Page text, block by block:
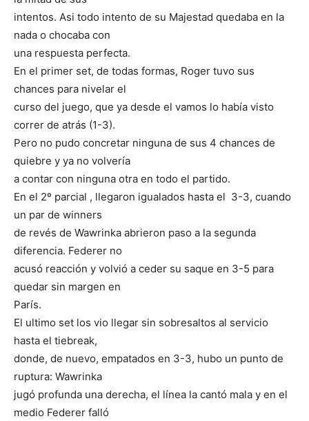
intentos. Asi todo intento de su Majestad quedaba en la
nada o chocaba con
una respuesta perfecta.
En el primer set, de todas formas, Roger tuvo sus
chances para nivelar el
curso del juego, que ya desde el vamos lo había visto
correr de atrás (1-3).
Pero no pudo concretar ninguna de sus 4 chances de
quiebre y ya no volvería
a contar con ninguna otra en todo el partido.
En el 2º parcial , llegaron igualados hasta el 3-3, cuando
un par de winners
de revés de Wawrinka abrieron paso a la segunda
diferencia. Federer no
acusó reacción y volvió a ceder su saque en 3-5 para
quedar sin margen en
París.
El ultimo set los vio llegar sin sobresaltos al servicio
hasta el tiebreak,
donde, de nuevo, empatados en 3-3, hubo un punto de
ruptura: Wawrinka
jugó profunda una derecha, el línea la cantó mala y en el
medio Federer falló